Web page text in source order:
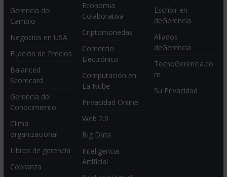
Gerencia del
Cambio
Negocios en USA
Fijación de Precios
Balanced
Scorecard
Gerencia del
Conocimiento
Clima
organizacional
Libros de gerencia
Cobranza
Economia
Colaborativa
Criptomonedas
Comercio
Electrónico
Computación en
La Nube
Privacidad Online
Web 2.0
Big Data
Inteligencia
Artificial
Escribir en
deGerencia
Aliados
deGerencia
TecnoGerencia.co
m
Su Privacidad